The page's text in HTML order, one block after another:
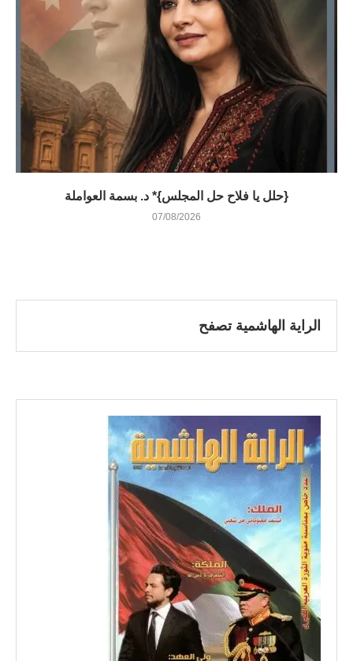
{حلل يا فلاح حل المجلس}* د. بسمة العواملة
07/08/2026
الراية الهاشمية تصفح